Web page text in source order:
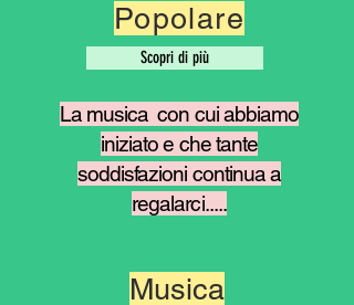
Popolare
Scopri di più
La musica con cui abbiamo
iniziato e che tante
soddisfazioni continuaa
regalarci.....
Musica